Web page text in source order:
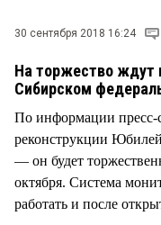
30 сентября 2018 16:24
На торжество ждут
Сибирском
По информации
реконструкции
— он будет
октября. Система
работать и после